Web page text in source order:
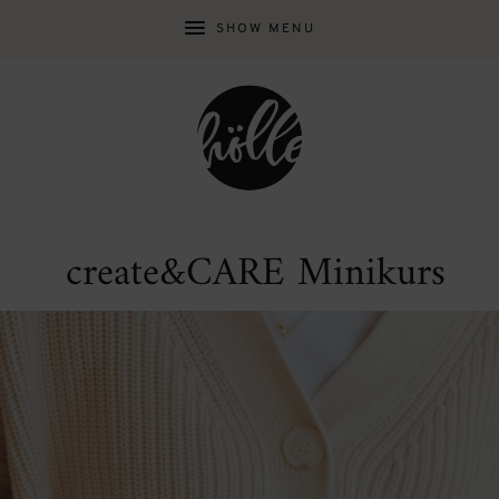
SHOW MENU
create&CARE Minikurs